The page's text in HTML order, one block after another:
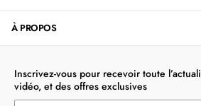
À PROPOS
Inscrivez-vous pour recevoir toute
vidéo, et des offres exclusives